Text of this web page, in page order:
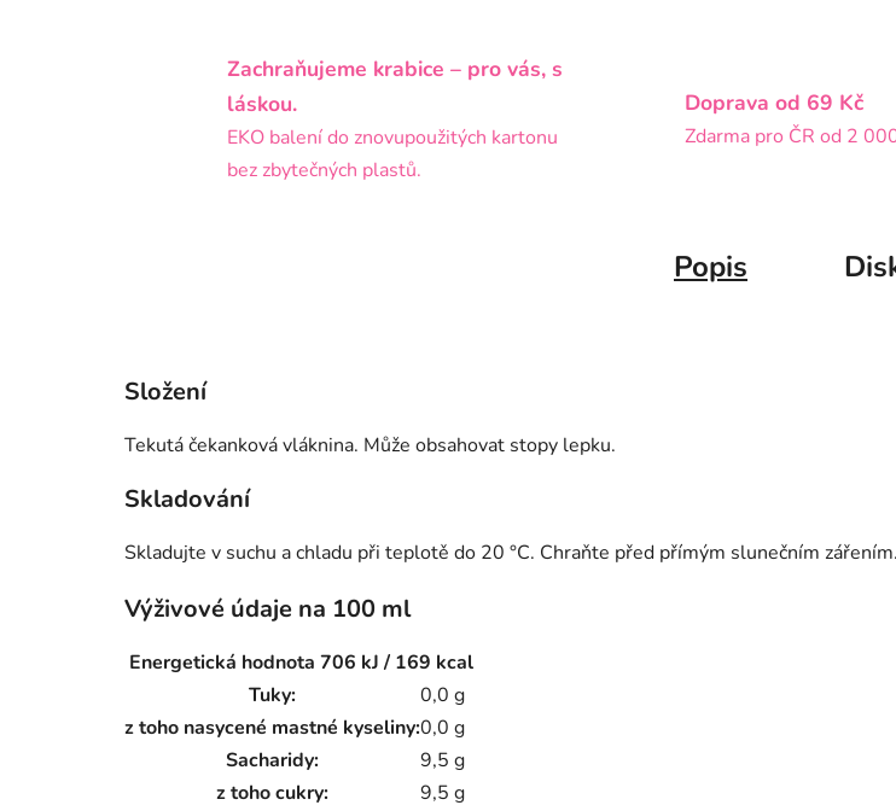
Zachraňujeme krabice – pro vás, s
láskou.
EKO balení do znovupoužitých kartonu
bez zbytečných plastů.
Doprava od 69 Kč
Zdarma pro ČR od 2
Popis
Složení
Tekutá čekanková vláknina. Může obsahovat stopy lepku.
Skladování
Skladujte v suchu a chladu při teplotě do 20 °C. Chraňte před přímým slunečním zářením.
Výživové údaje na 100 ml
Energetická hodnota 706 kJ / 169 kcal
Tuky:
0,0 g
z toho nasycené mastné kyseliny:0,0 g
Sacharidy:
9,5 g
z toho cukry:
9,5 g